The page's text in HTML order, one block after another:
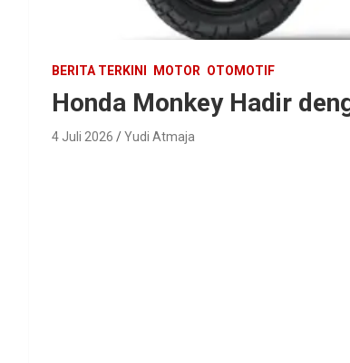
BERITA TERKINI MOTOR OTOMOTIF
Honda Monkey Hadir
4 Juli 2026 Yudi Atmaja